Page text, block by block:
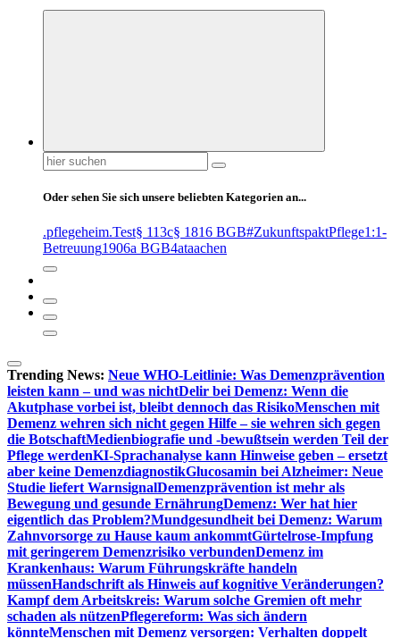
Suchen
nach:
Oder sehen Sie sich unsere beliebten Kategorien an...
.pflegeheim.Test§ 113c§ 1816 BGB#ZukunftspaktPflege1:1-
Betreuung1906a BGB4ataachen
Trending News: Neue WHO-Leitlinie: Was Demenzprävention
leisten kann – und was nichtDelir bei Demenz: Wenn die
Akutphase vorbei ist, bleibt dennoch das RisikoMenschen mit
Demenz wehren sich nicht gegen Hilfe – sie wehren sich gegen
die BotschaftMedienbiografie und -bewußtsein werden Teil der
Pflege werdenKI-Sprachanalyse kann Hinweise geben – ersetzt
aber keine DemenzdiagnostikGlucosamin bei Alzheimer: Neue
Studie liefert WarnsignalDemenzprävention ist mehr als
Bewegung und gesunde ErnährungDemenz: Wer hat hier
eigentlich das Problem?Mundgesundheit bei Demenz: Warum
Zahnvorsorge zu Hause kaum ankommtGürtelrose-Impfung
mit geringerem Demenzrisiko verbundenDemenz im
Krankenhaus: Warum Führungskräfte handeln
müssenHandschrift als Hinweis auf kognitive Veränderungen?
Kampf dem Arbeitskreis: Warum solche Gremien oft mehr
schaden als nützenPflegereform: Was sich ändern
könnteMenschen mit Demenz versorgen: Verhalten doppelt